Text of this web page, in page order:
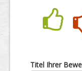
Titel Ihrer